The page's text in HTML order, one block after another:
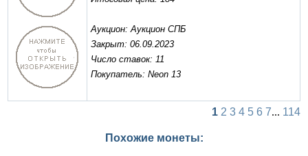
Аукцион: Аукцион СПБ
Закрыт: 06.09.2023
Число ставок: 11
Покупатель: Neon 13
1 2 3 4 5 6 7... 114
Похожие монеты: